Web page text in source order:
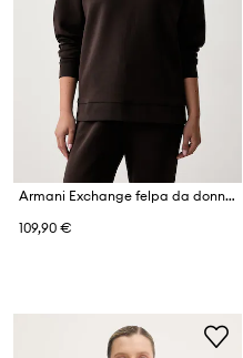
Armani Exchange felpa da donna
109,90 €